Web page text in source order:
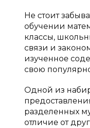
Не стоит
обучении
классы,
связи и
изученное
свою
Одной из
разделенных
отличие от